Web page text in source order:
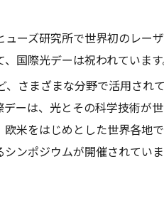
ューズ研究所で世界初のレー
国際光デーは祝われています
さまざまな分野で活用され
ーは、光とその科学技術が
米をはじめとした世界各地
ンポジウムが開催されていま